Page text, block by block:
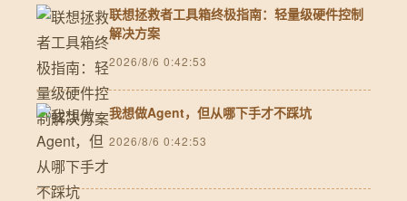
联想拯救者工具箱终极指南：轻量级硬件控制
解决方案
2026/8/6 0:42:53
我想做Agent，但从哪下手才不踩坑
2026/8/6 0:42:53